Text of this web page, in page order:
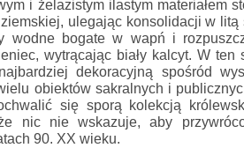
i żelazistym ilastym materiałem
ulegając konsolidacji w litą
wodne bogate w wapń i
wytrącając biały kalcyt. W ten
dekoracyjną spośród
obiektów sakralnych i
się sporą kolekcją
nic nie wskazuje, aby
90. XX wieku.